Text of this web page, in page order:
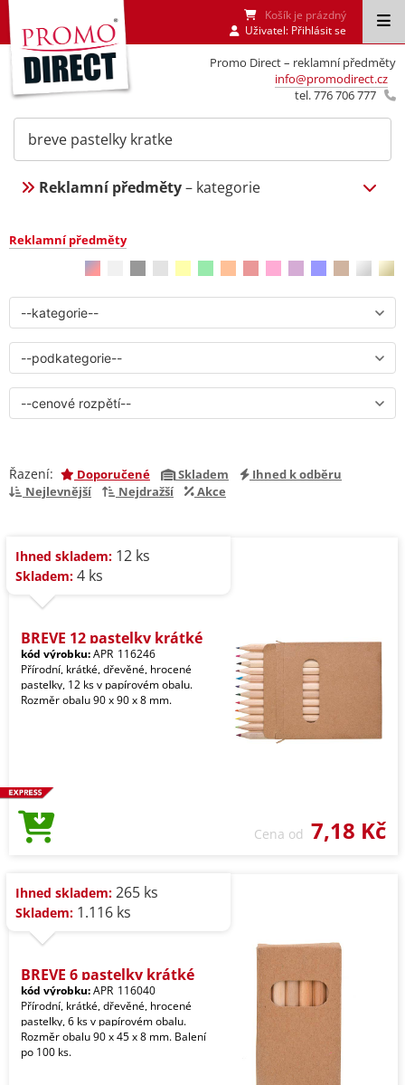
Promo Direct – reklamní předměty
info@promodirect.cz
tel. 776 706 777
Košík je prázdný
Uživatel: Přihlásit se
Reklamní předměty– kategorie
Reklamní předměty
Řazení: Doporučené Skladem
Ihned k odběru
Nejlevnější
Nejdražší Akce
Ihned skladem: 12 ks
Skladem: 4 ks
BREVE 12 pastelky krátké
kód výrobku:APR_116246
Přírodní, krátké, dřevěné, hrocené
pastelky, 12 ks v papírovém obalu.
Rozměr obalu 90 x 90 x 8 mm.
Cena od 7,18 Kč
Ihned skladem: 265 ks
Skladem: 1.116 ks
BREVE 6 pastelky krátké
kód výrobku:APR_116040
Přírodní, krátké, dřevěné, hrocené
pastelky, 6 ks v papírovém obalu.
Rozměr obalu 90 x 45 x 8 mm. Balení
po 100 ks.